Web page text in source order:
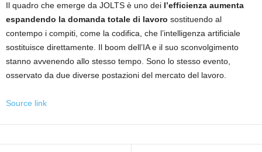
Il quadro che emerge da JOLTS è uno dei l’efficienza aumenta
espandendo la domanda totale di lavoro sostituendo al
contempo i compiti, come la codifica, che l’intelligenza artificiale
sostituisce direttamente. Il boom dell’IA e il suo sconvolgimento
stanno avvenendo allo stesso tempo. Sono lo stesso evento,
osservato da due diverse postazioni del mercato del lavoro.
Source link